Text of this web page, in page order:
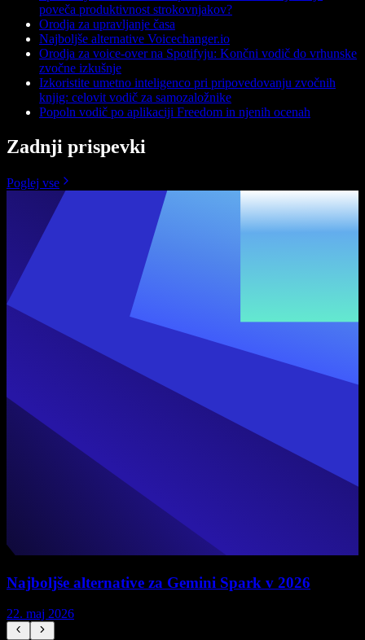
poveča produktivnost strokovnjakov?
Orodja za upravljanje časa
Najboljše alternative Voicechanger.io
Orodja za voice-over na Spotifyju: Končni vodič do vrhunske
zvočne izkušnje
Izkoristite umetno inteligenco pri pripovedovanju zvočnih
knjig: celovit vodič za samozaložnike
Popoln vodič po aplikaciji Freedom in njenih ocenah
Zadnji prispevki
Poglej vse
Najboljše alternative za Gemini Spark v 2026
22. maj 2026